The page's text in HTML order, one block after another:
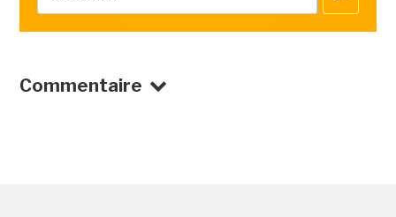
Commentaire